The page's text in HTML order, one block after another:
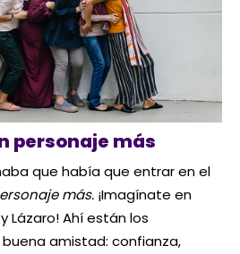
personaje más
que había que entrar en el
más. ¡Imagínate en
Lázaro! Ahí están los
amistad: confianza,